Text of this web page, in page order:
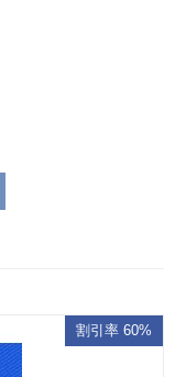
割引率 60%